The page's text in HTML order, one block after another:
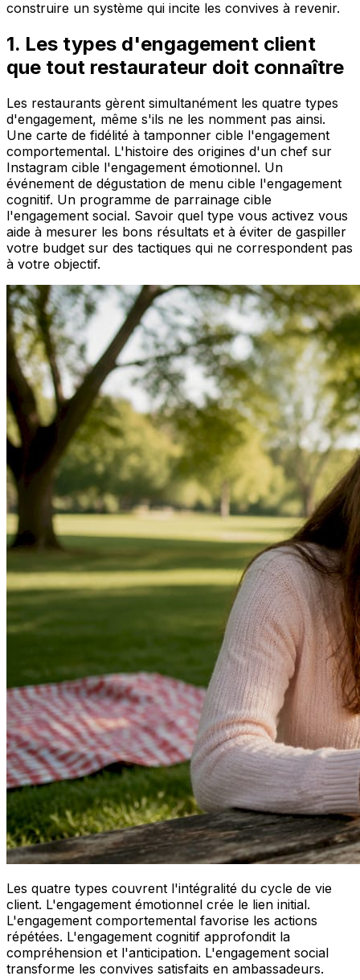
construire un système qui incite les convives à revenir.
1. Les types d'engagement client
que tout restaurateur doit connaître
Les restaurants gèrent simultanément les quatre types
d'engagement, même s'ils ne les nomment pas ainsi.
Une carte de fidélité à tamponner cible l'engagement
comportemental. L'histoire des origines d'un chef sur
Instagram cible l'engagement émotionnel. Un
événement de dégustation de menu cible l'engagement
cognitif. Un programme de parrainage cible
l'engagement social. Savoir quel type vous activez vous
aide à mesurer les bons résultats et à éviter de gaspiller
votre budget sur des tactiques qui ne correspondent pas
à votre objectif.
Les quatre types couvrent l'intégralité du cycle de vie
client. L'engagement émotionnel crée le lien initial.
L'engagement comportemental favorise les actions
répétées. L'engagement cognitif approfondit la
compréhension et l'anticipation. L'engagement social
transforme les convives satisfaits en ambassadeurs.